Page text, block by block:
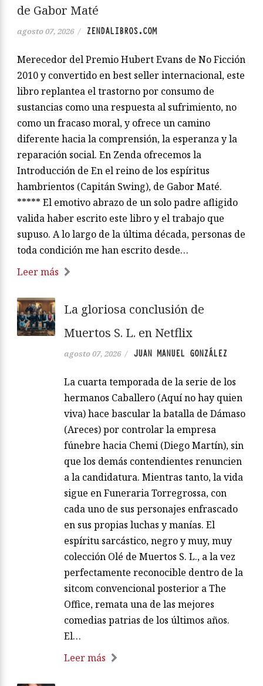
de Gabor Maté
agosto 07, 2026 / ZENDALIBROS.COM
Merecedor del Premio Hubert Evans de No Ficción
2010 y convertido en best seller internacional, este
libro replantea el trastorno por consumo de
sustancias como una respuesta al sufrimiento, no
como un fracaso moral, y ofrece un camino
diferente hacia la comprensión, la esperanza y la
reparación social. En Zenda ofrecemos la
Introducción de En el reino de los espíritus
hambrientos (Capitán Swing), de Gabor Maté.
***** El emotivo abrazo de un solo padre afligido
valida haber escrito este libro y el trabajo que
supuso. A lo largo de la última década, personas de
toda condición me han escrito desde…
Leer más
La gloriosa conclusión de
Muertos S. L. en Netflix
agosto 07, 2026 / JUAN MANUEL GONZÁLEZ
La cuarta temporada de la serie de los
hermanos Caballero (Aquí no hay quien
viva) hace bascular la batalla de Dámaso
(Areces) por controlar la empresa
fúnebre hacia Chemi (Diego Martín), sin
que los demás contendientes renuncien
a la candidatura. Mientras tanto, la vida
sigue en Funeraria Torregrossa, con
cada uno de sus personajes enfrascado
en sus propias luchas y manías. El
espíritu sarcástico, negro y muy, muy
colección Olé de Muertos S. L., a la vez
perfectamente reconocible dentro de la
sitcom convencional posterior a The
Office, remata una de las mejores
comedias patrias de los últimos años.
El…
Leer más